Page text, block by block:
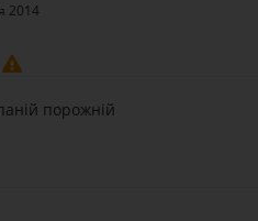
2014
порожній